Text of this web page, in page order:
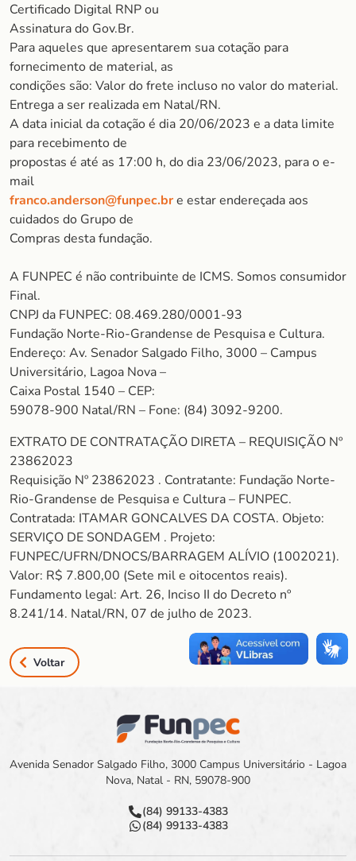
Certificado Digital RNP ou
Assinatura do Gov.Br.
Para aqueles que apresentarem sua cotação para
fornecimento de material, as
condições são: Valor do frete incluso no valor do material.
Entrega a ser realizada em Natal/RN.
A data inicial da cotação é dia 20/06/2023 e a data limite
para recebimento de
propostas é até as 17:00 h, do dia 23/06/2023, para o e-
mail
franco.anderson@funpec.bre estar endereçada aos
cuidados do Grupo de
Compras desta fundação.
A FUNPEC é não contribuinte de ICMS. Somos consumidor
Final.
CNPJ da FUNPEC: 08.469.280/0001-93
Fundação Norte-Rio-Grandense de Pesquisa e Cultura.
Endereço: Av. Senador Salgado Filho, 3000 – Campus
Universitário, Lagoa Nova –
Caixa Postal 1540 – CEP:
59078-900 Natal/RN – Fone: (84) 3092-9200.
EXTRATO DE CONTRATAÇÃO DIRETA – REQUISIÇÃO Nº
23862023
Requisição Nº 23862023 . Contratante: Fundação Norte-
Rio-Grandense de Pesquisa e Cultura – FUNPEC.
Contratada: ITAMAR GONCALVES DA COSTA. Objeto:
SERVIÇO DE SONDAGEM . Projeto:
FUNPEC/UFRN/DNOCS/BARRAGEM ALÍVIO (1002021).
Valor: R$ 7.800,00 (Sete mil e oitocentos reais).
Fundamento legal: Art. 26, Inciso II do Decreto nº
8.241/14. Natal/RN, 07 de julho de 2023.
Voltar
Avenida Senador Salgado Filho, 3000 Campus Universitário - Lagoa
Nova, Natal - RN, 59078-900
(84) 99133-4383
(84) 99133-4383